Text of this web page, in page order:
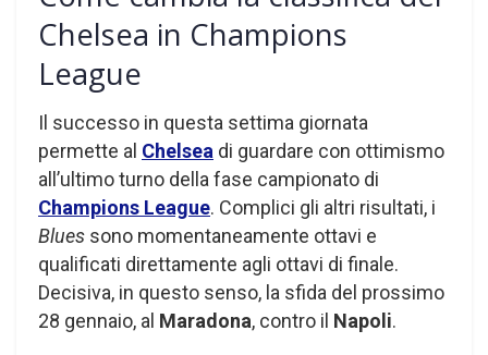
Chelsea in Champions
League
Il successo in questa settima giornata
permette al Chelsea di guardare con ottimismo
all’ultimo turno della fase campionato di
Champions League. Complici gli altri risultati, i
Blues sono momentaneamente ottavi e
qualificati direttamente agli ottavi di finale.
Decisiva, in questo senso, la sfida del prossimo
28 gennaio, al Maradona, contro il Napoli.